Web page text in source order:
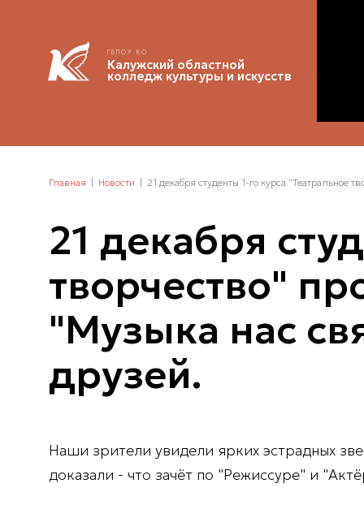
ГБПОУ КО
Калужский областной
колледж культуры и искусств
Главная Новости 21 декабря студенты 1-го курса "Театральное
21 декабря
творчество"
"Музыка нас
друзей.
Наши зрители увидели ярких эстрадных
доказали - что зачёт по "Режиссуре" и